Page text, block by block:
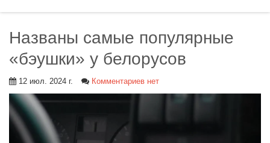
Названы самые популярные
«бэушки» у белорусов
12 июл. 2024 г. Комментариев нет